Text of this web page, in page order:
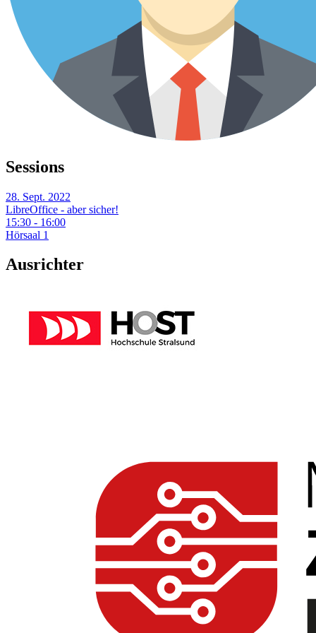
Sessions
28. Sept. 2022
LibreOffice - aber sicher!
15:30 - 16:00
Hörsaal 1
Ausrichter